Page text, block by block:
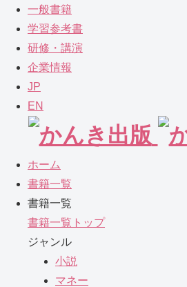
一般書籍
学習参考書
研修・講演
企業情報
JP
EN
ホーム
書籍一覧
書籍一覧
書籍一覧トップ
ジャンル
小説
マネー